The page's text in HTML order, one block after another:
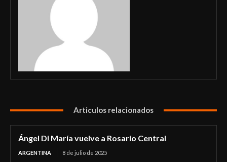
Articulos relacionados
Ángel Di María vuelve a Rosario Central
ARGENTINA 8 de julio de 2025